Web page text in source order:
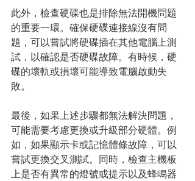
此外，檢查硬碟也是排除無法開機問題
的重要一環。確保硬碟連接線沒有問
題，可以嘗試將硬碟插在其他電腦上測
試，以確認是否硬碟故障。有時候，硬
碟的壞軌或損壞可能導致電腦啟動失
敗。
最後，如果上述步驟都無法解決問題，
可能需要考慮更換或升級部分硬體。例
如，如果顯示卡或記憶體條故障，可以
嘗試更換交叉測試。同時，檢查主機板
上是否有異常的燈號或提示以及蜂鳴器